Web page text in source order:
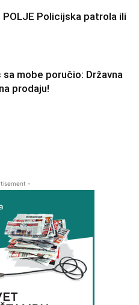
POLJE Policijska patrola ili
mobe poručio: Državna
prodaju!
-